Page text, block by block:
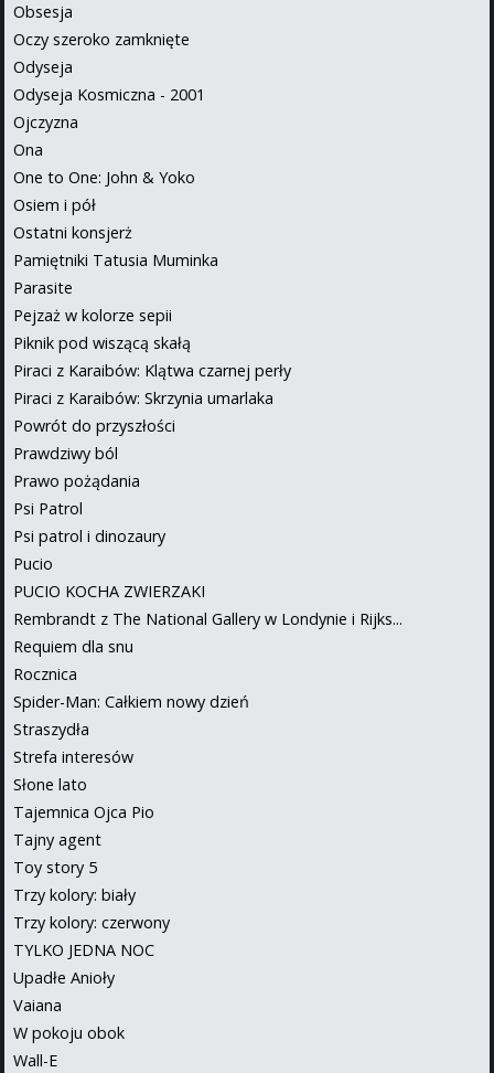
Obsesja
Oczy szeroko zamknięte
Odyseja
Odyseja Kosmiczna - 2001
Ojczyzna
Ona
One to One: John & Yoko
Osiem i pół
Ostatni konsjerż
Pamiętniki Tatusia Muminka
Parasite
Pejzaż w kolorze sepii
Piknik pod wiszącą skałą
Piraci z Karaibów: Klątwa czarnej perły
Piraci z Karaibów: Skrzynia umarlaka
Powrót do przyszłości
Prawdziwy ból
Prawo pożądania
Psi Patrol
Psi patrol i dinozaury
Pucio
PUCIO KOCHA ZWIERZAKI
Rembrandt z The National Gallery w Londynie i Rijks...
Requiem dla snu
Rocznica
Spider-Man: Całkiem nowy dzień
Straszydła
Strefa interesów
Słone lato
Tajemnica Ojca Pio
Tajny agent
Toy story 5
Trzy kolory: biały
Trzy kolory: czerwony
TYLKO JEDNA NOC
Upadłe Anioły
Vaiana
W pokoju obok
Wall-E